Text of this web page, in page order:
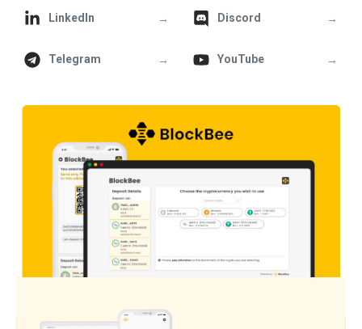
LinkedIn → Discord →
Telegram → YouTube →